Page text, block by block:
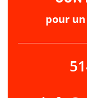
pour